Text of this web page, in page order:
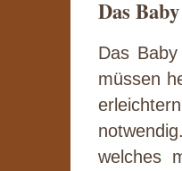
Das
Das
müssen
welches